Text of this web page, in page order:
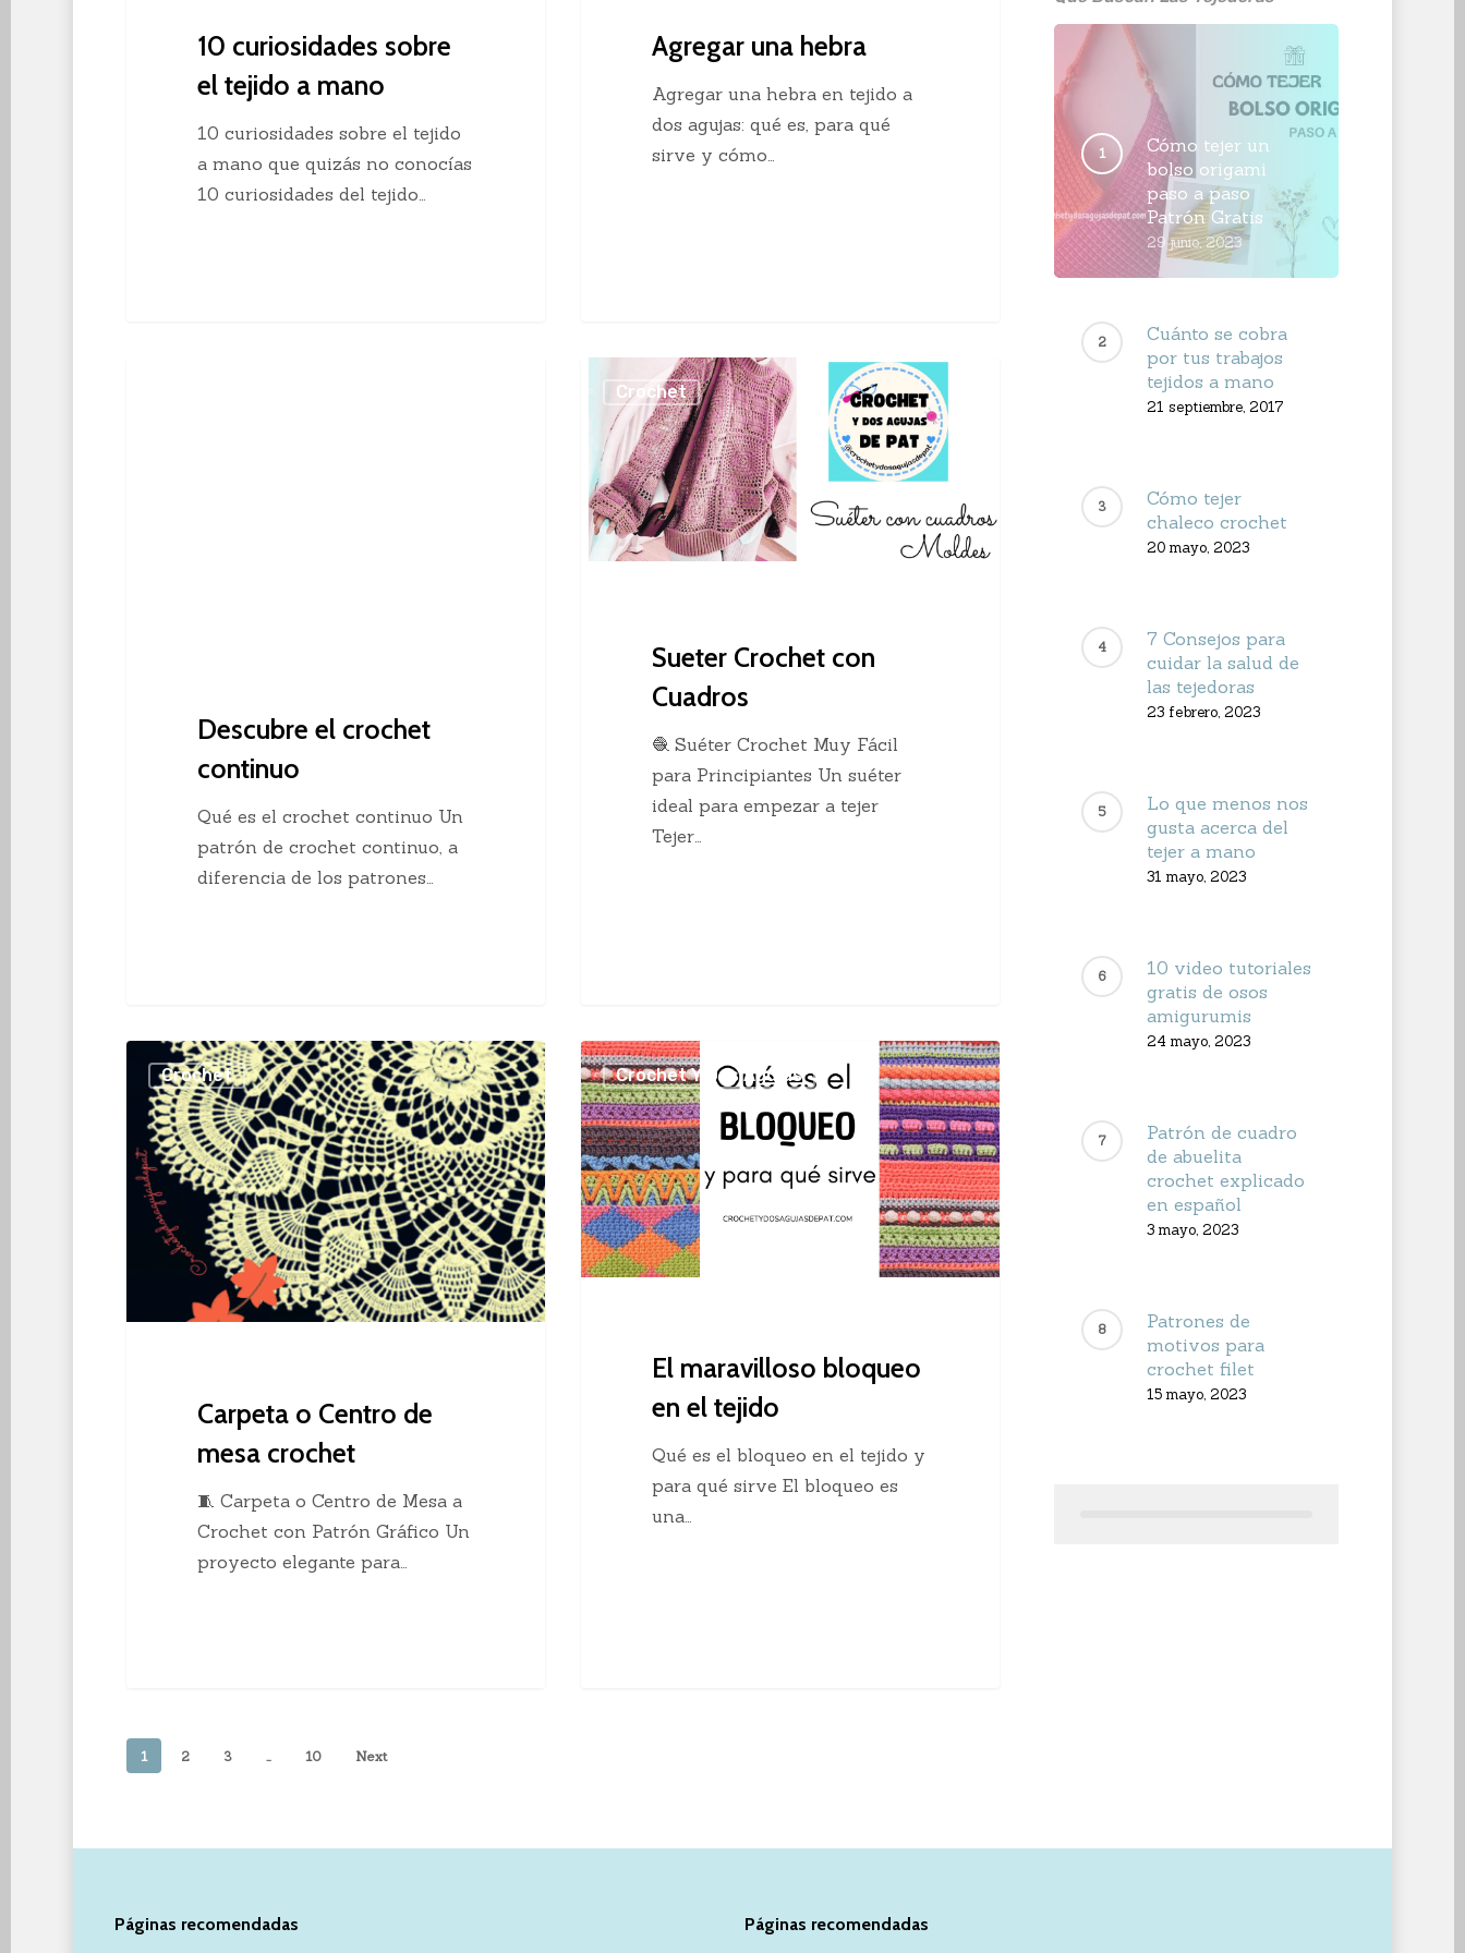
10 curiosidades sobre
el tejido a mano
10 curiosidades sobre el tejido
a mano que quizás no conocías
10 curiosidades del tejido…
Agregar una hebra
Agregar una hebra en tejido a
dos agujas: qué es, para qué
sirve y cómo…
Descubre el crochet
continuo
Qué es el crochet continuo Un
patrón de crochet continuo, a
diferencia de los patrones…
Crochet
con
Cuadros
Crochet
Sueter Crochet con
Cuadros
🧶 Suéter Crochet Muy Fácil
para Principiantes Un suéter
ideal para empezar a tejer
Tejer…
Carpeta
Centro
de
mesa
crochet
Crochet
Carpeta o Centro de
mesa crochet
🧵 Carpeta o Centro de Mesa a
Crochet con Patrón Gráfico Un
proyecto elegante para…
El
maravilloso
bloqueo
en
el
tejido
Crochet Y Dos Agujas
El maravilloso bloqueo
en el tejido
Qué es el bloqueo en el tejido y
para qué sirve El bloqueo es
una…
1 2 3 … 10 Next
Cómo tejer un
bolso origami
paso a paso
Patrón Gratis
29 junio, 2023
Cuánto se cobra
por tus trabajos
tejidos a mano
21 septiembre, 2017
Cómo tejer
chaleco crochet
20 mayo, 2023
7 Consejos para
cuidar la salud de
las tejedoras
23 febrero, 2023
Lo que menos nos
gusta acerca del
tejer a mano
31 mayo, 2023
10 video tutoriales
gratis de osos
amigurumis
24 mayo, 2023
Patrón de cuadro
de abuelita
crochet explicado
en español
3 mayo, 2023
Patrones de
motivos para
crochet filet
15 mayo, 2023
Páginas recomendadas Páginas recomendadas